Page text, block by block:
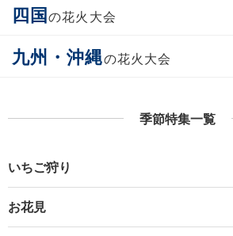
四国の花火大会
九州・沖縄の花火大会
季節特集一覧
いちご狩り
お花見